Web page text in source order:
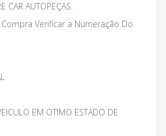
CAR AUTOPEÇAS.
Verificar a Numeração Do
EM OTIMO ESTADO DE